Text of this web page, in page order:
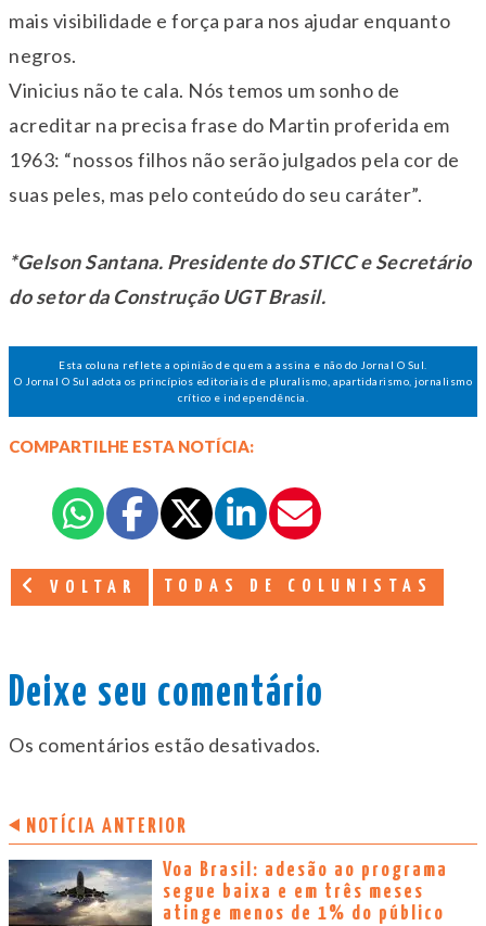
mais visibilidade e força para nos ajudar enquanto
negros.
Vinicius não te cala. Nós temos um sonho de
acreditar na precisa frase do Martin proferida em
1963: “nossos filhos não serão julgados pela cor de
suas peles, mas pelo conteúdo do seu caráter”.
*Gelson Santana. Presidente do STICC e Secretário
do setor da Construção UGT Brasil.
Esta coluna reflete a opinião de quem a assina e não do Jornal O Sul.
O Jornal O Sul adota os princípios editoriais de pluralismo, apartidarismo, jornalismo
crítico e independência.
COMPARTILHE ESTA NOTÍCIA:
VOLTAR TODAS DE COLUNISTAS
Deixe seu comentário
Os comentários estão desativados.
NOTÍCIA ANTERIOR
Voa Brasil: adesão ao programa
segue baixa e em três meses
atinge menos de 1% do público